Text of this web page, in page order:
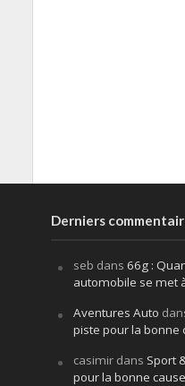
Derniers
seb dans 66g :
automobile se met
Aventures Auto
piste pour la bonne
casimirdans Sport
pour la bonne